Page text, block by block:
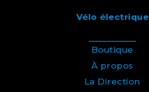
Vélo électrique
Boutique
À propos
La Direction